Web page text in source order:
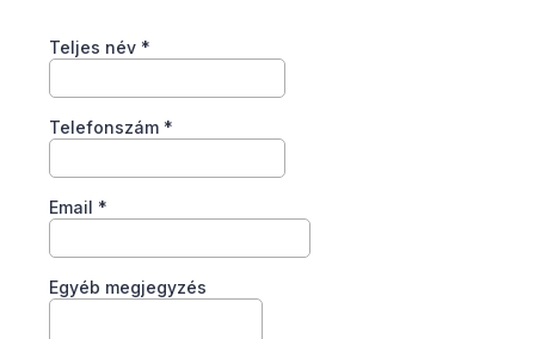
Teljes név *
Telefonszám *
Email *
Egyéb megjegyzés